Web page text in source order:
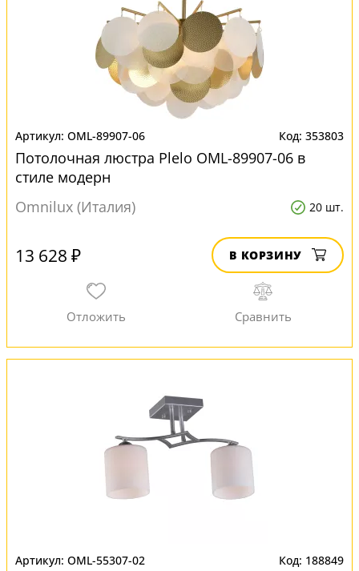
OML-89907-06 353803
Потолочная люстра Plelo OML-89907-06 в
стиле модерн
Omnilux (Италия)
20 шт.
13 628 ₽ В КОРЗИНУ
OML-55307-02 188849